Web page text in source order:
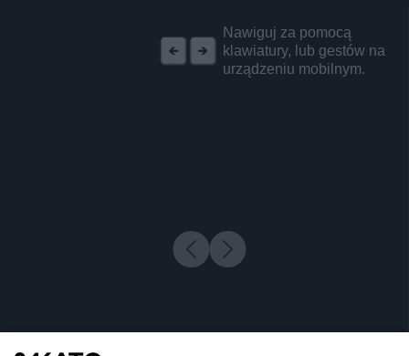
Nawiguj za pomocą
klawiatury, lub gestów na
urządzeniu mobilnym.